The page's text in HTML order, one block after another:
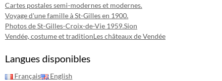
Cartes postales semi-modernes et modernes.
Voyage d'une famille à St-Gilles en 1900.
Photos de St-Gilles-Croix-de-Vie 1959.Sion
Vendée, costume et traditionLes châteaux de Vendée
Langues disponibles
Français English